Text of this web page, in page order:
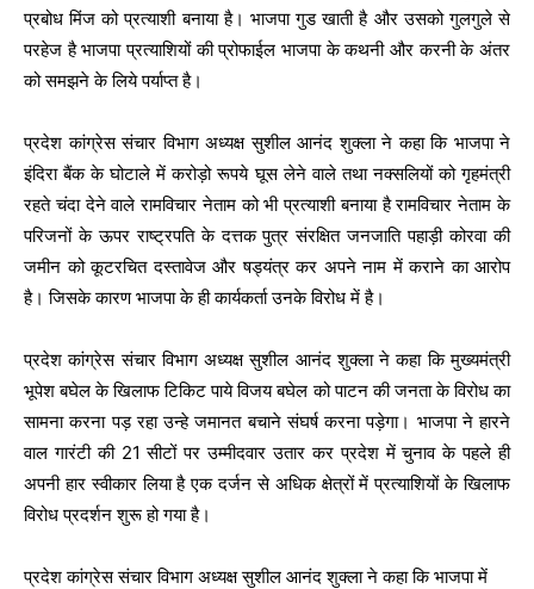
प्रबोध मिंज को प्रत्याशी बनाया है। भाजपा गुड खाती है और उसको गुलगुले से
परहेज है भाजपा प्रत्याशियों की प्रोफाईल भाजपा के कथनी और करनी के अंतर
को समझने के लिये पर्याप्त है।
प्रदेश कांग्रेस संचार विभाग अध्यक्ष सुशील आनंद शुक्ला ने कहा कि भाजपा ने
इंदिरा बैंक के घोटाले में करोड़ो रूपये घूस लेने वाले तथा नक्सलियों को गृहमंत्री
रहते चंदा देने वाले रामविचार नेताम को भी प्रत्याशी बनाया है रामविचार नेताम के
परिजनों के ऊपर राष्ट्रपति के दत्तक पुत्र संरक्षित जनजाति पहाड़ी कोरवा की
जमीन को कूटरचित दस्तावेज और षड्यंत्र कर अपने नाम में कराने का आरोप
है। जिसके कारण भाजपा के ही कार्यकर्ता उनके विरोध में है।
प्रदेश कांग्रेस संचार विभाग अध्यक्ष सुशील आनंद शुक्ला ने कहा कि मुख्यमंत्री
भूपेश बघेल के खिलाफ टिकिट पाये विजय बघेल को पाटन की जनता के विरोध का
सामना करना पड़ रहा उन्हे जमानत बचाने संघर्ष करना पड़ेगा। भाजपा ने हारने
वाल गारंटी की 21 सीटों पर उम्मीदवार उतार कर प्रदेश में चुनाव के पहले ही
अपनी हार स्वीकार लिया है एक दर्जन से अधिक क्षेत्रों में प्रत्याशियों के खिलाफ
विरोध प्रदर्शन शुरू हो गया है।
प्रदेश कांग्रेस संचार विभाग अध्यक्ष सुशील आनंद शुक्ला ने कहा कि भाजपा में